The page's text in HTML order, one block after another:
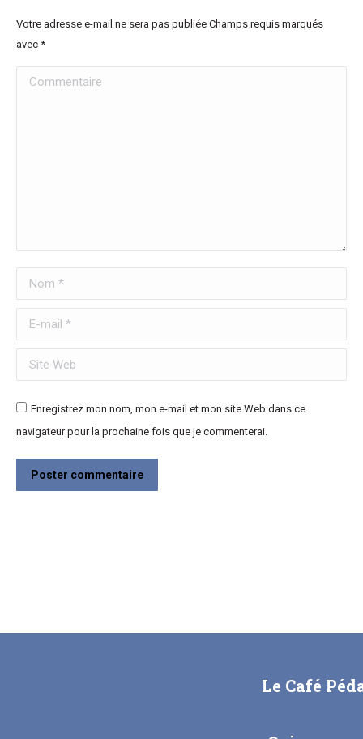
Votre adresse e-mail ne sera pas publiée Champs requis marqués
avec *
Commentaire
Nom *
E-mail *
Site Web
Enregistrez mon nom, mon e-mail et mon site Web dans ce
navigateur pour la prochaine fois que je commenterai.
Poster commentaire
Le Café